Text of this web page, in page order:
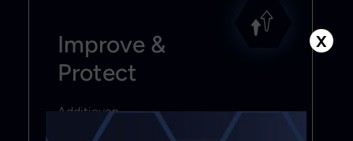
Improve &
Protect
Additieven
Smeermiddelen
X